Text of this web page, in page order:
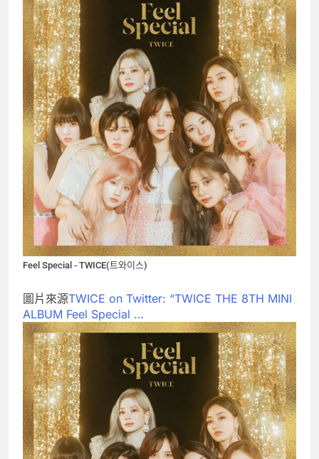
Feel Special - TWICE(트와이스)
圖片來源TWICE on Twitter: “TWICE THE 8TH MINI
ALBUM Feel Special …